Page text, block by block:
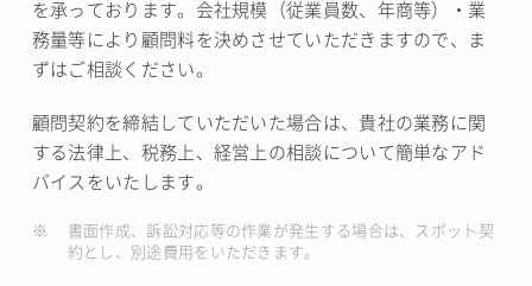
を承っております。会社規模（従業員数、年商等）・業
務量等により顧問料を決めさせていただきますので、ま
ずはご相談ください。
顧問契約を締結していただいた場合は、貴社の業務に関
する法律上、税務上、経営上の相談について簡単なアド
バイスをいたします。
書面作成、訴訟対応等の作業が発生する場合は、スポット契
約とし、別途費用をいただきます。